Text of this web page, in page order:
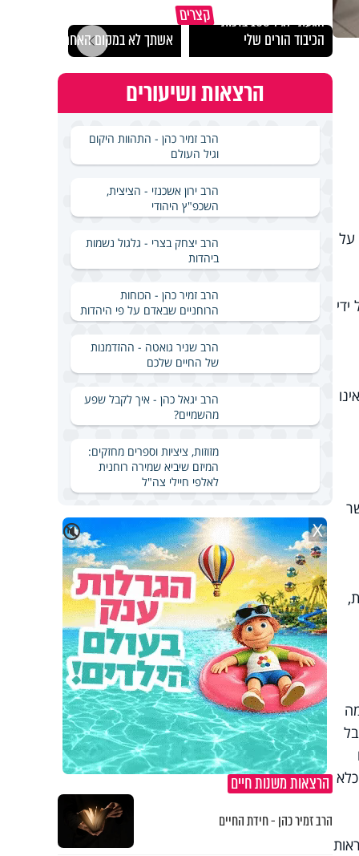
על
קצרים הגעתי לגיל 108 בזכות
הכיבוד הורים שלי
אשתך לא במקום האחרון
הרצאות ושיעורים
הרב זמיר כהן - התהוות היקום
וגיל העולם
הרב ירון אשכנזי - הציצית,
השכפ"ץ היהודי
הרב יצחק בצרי - גלגול נשמות
ביהדות
הרב זמיר כהן - הכוחות
הרוחניים שבאדם על פי היהדות
הרב שניר גואטה - ההזדמנות
של החיים שלכם
הרב יגאל כהן - איך לקבל שפע
מהשמיים?
מזוזות, ציציות וספרים מחזקים:
המיזם שיביא שמירה רוחנית
לאלפי חיילי צה"ל
🔇 X
הרצאות משנות חיים
הרב זמיר כהן - חידת החיים